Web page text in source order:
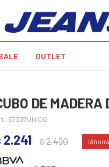
OUTLET
DE MADERA
57307UNICO
2.241 $2.490